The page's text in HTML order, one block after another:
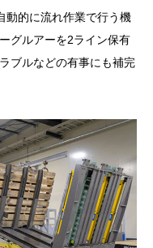
動的に流れ作業で行う機
グルアーを2ライン保有
ブルなどの有事にも補完